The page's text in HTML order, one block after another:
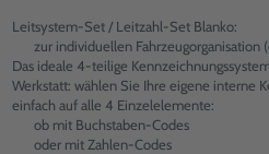
Leitsystem-Set / Leitzahl-Set Blanko:
zur individuellen Fahrzeugorganisation
Das ideale 4-teilige
Werkstatt: wählen Sie Ihre eigene interne
einfach auf alle 4 Einzelelemente:
ob mit Buchstaben-Codes
oder mit Zahlen-Codes